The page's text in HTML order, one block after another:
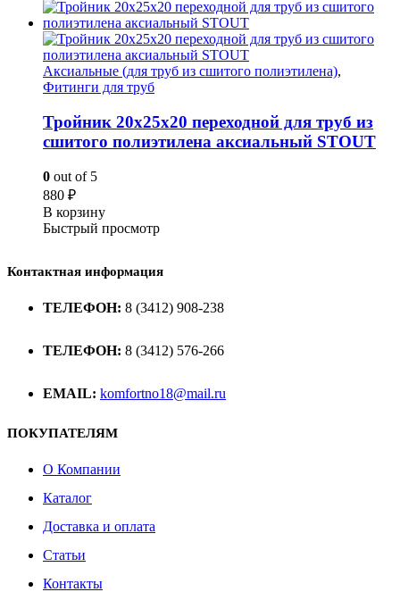
Аксиальные (для труб из сшитого полиэтилена),
Фитинги для труб
Тройник 20x25x20 переходной для труб из
сшитого полиэтилена аксиальный STOUT
0 out of 5
880 ₽
В корзину
Быстрый просмотр
Контактная информация
ТЕЛЕФОН: 8 (3412) 908-238
ТЕЛЕФОН: 8 (3412) 576-266
EMAIL: komfortno18@mail.ru
ПОКУПАТЕЛЯМ
О Компании
Каталог
Доставка и оплата
Статьи
Контакты